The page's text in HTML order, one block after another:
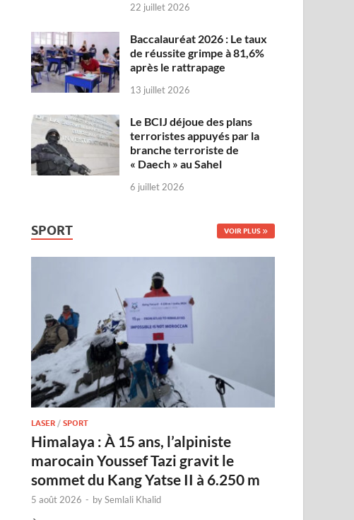
22 juillet 2026
Baccalauréat 2026 : Le taux
de réussite grimpe à 81,6%
après le rattrapage
13 juillet 2026
Le BCIJ déjoue des plans
terroristes appuyés par la
branche terroriste de
« Daech » au Sahel
6 juillet 2026
SPORT VOIR PLUS
LASER /SPORT
Himalaya : À 15 ans, l’alpiniste
marocain Youssef Tazi gravit le
sommet du Kang Yatse II à 6.250 m
5 août 2026 - bySemlali Khalid